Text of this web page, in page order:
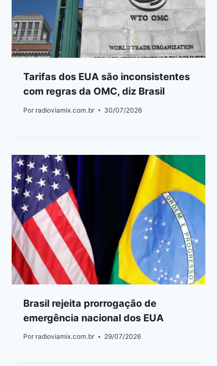
Tarifas dos EUA são inconsistentes
com regras da OMC, diz Brasil
Por radioviamix.com.br 30/07/2026
Brasil rejeita prorrogação de
emergência nacional dos EUA
Por radioviamix.com.br 29/07/2026